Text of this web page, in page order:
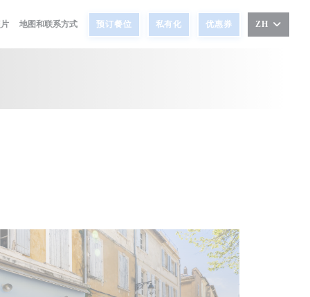
地图和联系方式 预订餐位 私有化 优惠券 ZH